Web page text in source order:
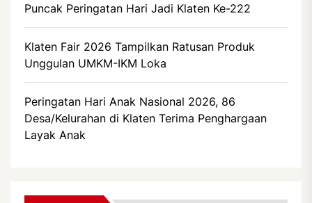
Puncak Peringatan Hari Jadi Klaten Ke-222
Klaten Fair 2026 Tampilkan Ratusan Produk
Unggulan UMKM-IKM Loka
Peringatan Hari Anak Nasional 2026, 86
Desa/Kelurahan di Klaten Terima Penghargaan
Layak Anak